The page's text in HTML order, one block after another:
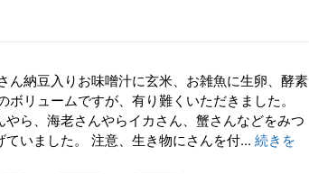
ん納豆入りお味噌汁に玄米、お雑魚に生卵、酵素
ボリュームですが、有り難くいただきました。
ら、海老さんやらイカさん、蟹さんなどをみつ
いました。 注意、生き物にさんを付... 続きを